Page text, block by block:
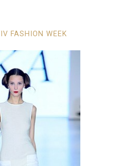
FASHION WEEK